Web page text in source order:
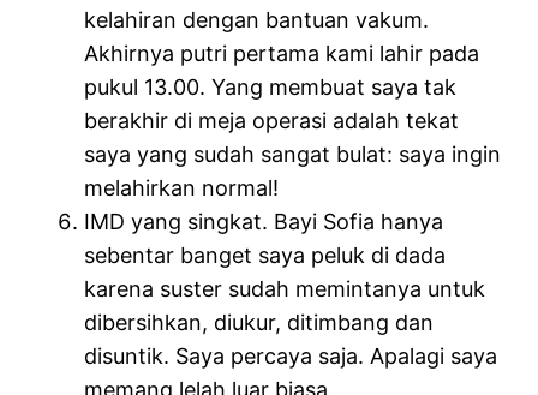
kelahiran dengan bantuan vakum.
Akhirnya putri pertama kami lahir pada
pukul 13.00. Yang membuat saya tak
berakhir di meja operasi adalah tekat
saya yang sudah sangat bulat: saya ingin
melahirkan normal!
IMD yang singkat. Bayi Sofia hanya
sebentar banget saya peluk di dada
karena suster sudah memintanya untuk
dibersihkan, diukur, ditimbang dan
disuntik. Saya percaya saja. Apalagi saya
memang lelah luar biasa.